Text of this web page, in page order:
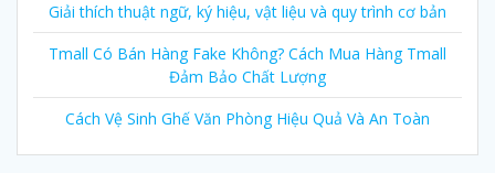
Giải thích thuật ngữ, ký hiệu, vật liệu và quy trình cơ bản
Tmall Có Bán Hàng Fake Không? Cách Mua Hàng Tmall
Đảm Bảo Chất Lượng
Cách Vệ Sinh Ghế Văn Phòng Hiệu Quả Và An Toàn